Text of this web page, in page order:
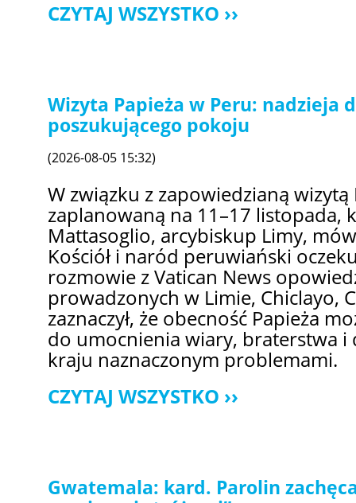
CZYTAJ WSZYSTKO
Wizyta Papieża w Peru: nadzieja
poszukującego pokoju
(2026-08-05 15:32)
W związku z zapowiedzianą wizytą
zaplanowaną na 11–17 listopada,
Mattasoglio, arcybiskup Limy,
Kościół i naród peruwiański
rozmowie z Vatican News
prowadzonych w Limie, Chiclayo,
zaznaczył, że obecność Papieża
do umocnienia wiary, braterstwa
kraju naznaczonym problemami.
CZYTAJ WSZYSTKO
Gwatemala: kard. Parolin